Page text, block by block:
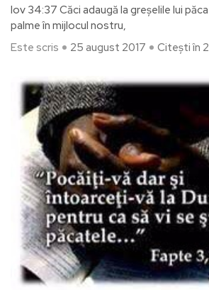
Iov 34:37 Căci adaugă la greşelile lui
palme în mijlocul nostru,
Este scris
25 august 2017 Citești în